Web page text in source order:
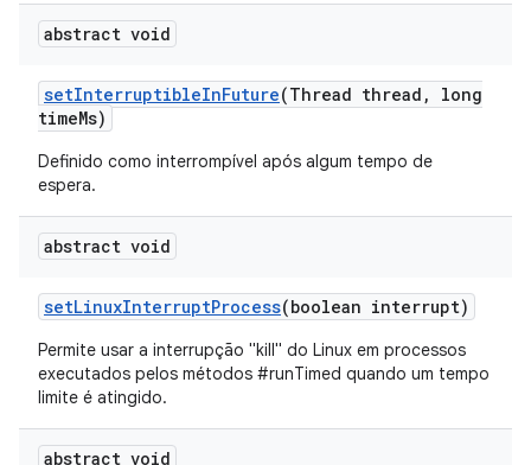
abstract void
setInterruptibleInFuture(Thread thread ,
long
timeMs)
Definido como interrompível após algum tempo de
espera.
abstract void
setLinuxInterruptProcess(boolean interrupt)
Permite usar a interrupção "kill" do Linux em processos
executados pelos métodos #runTimed quando um tempo
limite é atingido.
abstract void